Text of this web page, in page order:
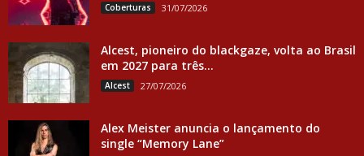
Coberturas 31/07/2026
Alcest, pioneiro do blackgaze, volta ao Brasil
em 2027 para três...
Alcest 27/07/2026
Alex Meister anuncia o lançamento do
single “Memory Lane”